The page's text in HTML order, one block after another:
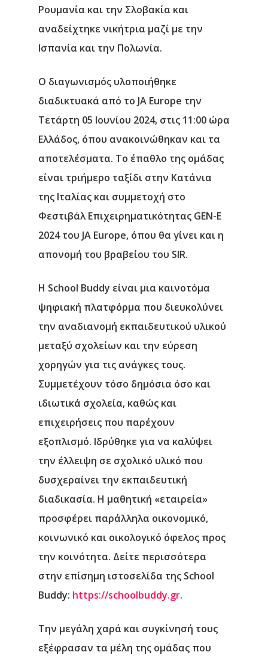
Ρουμανία και την Σλοβακία και
αναδείχτηκε νικήτρια μαζί με την
Ισπανία και την Πολωνία.
Ο διαγωνισμός υλοποιήθηκε
διαδικτυακά από το JA Europe την
Τετάρτη 05 Ιουνίου 2024, στις 11:00 ώρα
Ελλάδος, όπου ανακοινώθηκαν και τα
αποτελέσματα. Το έπαθλο της ομάδας
είναι τριήμερο ταξίδι στην Κατάνια
της Ιταλίας και συμμετοχή στο
Φεστιβάλ Επιχειρηματικότητας GEN-E
2024 του JA Europe, όπου θα γίνει και η
απονομή του βραβείου του SIR.
Η School Buddy είναι μια καινοτόμα
ψηφιακή πλατφόρμα που διευκολύνει
την αναδιανομή εκπαιδευτικού υλικού
μεταξύ σχολείων και την εύρεση
χορηγών για τις ανάγκες τους.
Συμμετέχουν τόσο δημόσια όσο και
ιδιωτικά σχολεία, καθώς και
επιχειρήσεις που παρέχουν
εξοπλισμό. Ιδρύθηκε για να καλύψει
την έλλειψη σε σχολικό υλικό που
δυσχεραίνει την εκπαιδευτική
διαδικασία. Η μαθητική «εταιρεία»
προσφέρει παράλληλα οικονομικό,
κοινωνικό και οικολογικό όφελος προς
την κοινότητα. Δείτε περισσότερα
στην επίσημη ιστοσελίδα της School
Buddy: https://schoolbuddy.gr.
Την μεγάλη χαρά και συγκίνησή τους
εξέφρασαν τα μέλη της ομάδας που